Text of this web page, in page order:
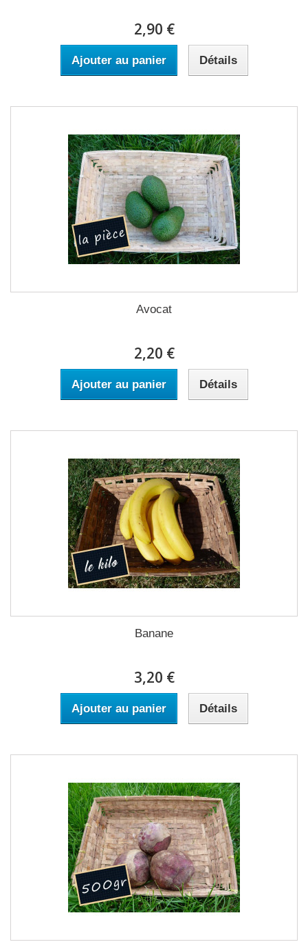
2,90 €
Ajouter au panier Détails
Avocat
2,20 €
Ajouter au panier Détails
Banane
3,20 €
Ajouter au panier Détails